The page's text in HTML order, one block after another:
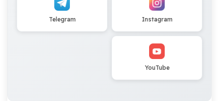
Instagram
Telegram
YouTube